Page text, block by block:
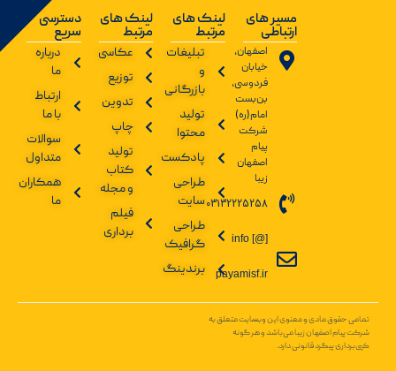
مسیر های
ارتباطی
اصفهان،
خیابان
فردوسی،
بن‌بست
امام(ره)
شرکت
پیام
اصفهان
زیبا
03132225258
info [@]
payamisf.ir
لینک های
مرتبط
تبلیغات
و
بازرگانی
تولید
محتوا
پادکست
طراحی
سایت
طراحی
گرافیک
برندینگ
لینک های
مرتبط
عکاسی
توزیع
تدوین
چاپ
تولید
کتاب
و مجله
فیلم
برداری
دسترسی
سریع
درباره
ما
ارتباط
با ما
سوالات
متداول
همکاران
ما
تمامی حقوق مادی و معنوی این وبسایت متعلق به
شرکت پیام اصفهان زیبا می‌باشد و هر گونه
کپی‌برداری پیگرد قانونی دارد.